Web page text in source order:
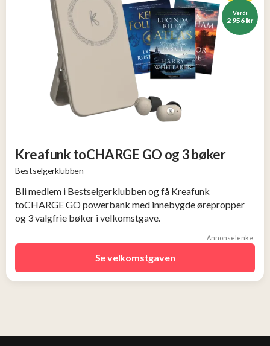
Verdi
2 956 kr
Kreafunk toCHARGE GO og 3 bøker
Bestselgerklubben
Bli medlem i Bestselgerklubben og få Kreafunk
toCHARGE GO powerbank med innebygde ørepropper
og 3 valgfrie bøker i velkomstgave.
Annonselenke
Se velkomstgaven